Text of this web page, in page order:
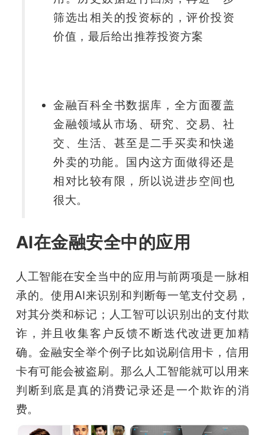
筛选出相关的投资标的，评价投资
价值，最后给出推荐投资方案
金融百科全书数据库，全方面覆盖
金融领域从市场、研究、交易、社
交、生活、甚至是二手买卖和快递
外卖的功能。国内这方面做得还是
相对比较有限，所以说进步空间也
很大。
AI在金融安全中的应用
人工智能在安全当中的应用与前两项是一脉相
承的。使用AI来识别和判断每一笔支付交易，
对其分类和标记；人工智可以识别出的支付欺
诈，并且收集客户反馈不断迭代改进更加精
确。金融安全举个例子比如说刷信用卡，信用
卡有可能会被盗刷。那么人工智能就可以用来
判断到底是真的消费记录还是一个欺诈的消
费。